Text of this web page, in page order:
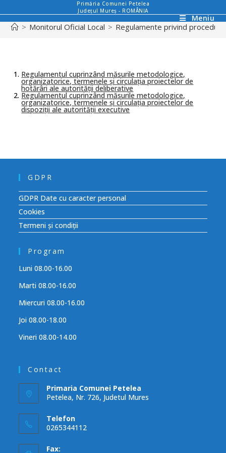
Primăria Comunei Petelea
Județul Mureș - ROMÂNIA
Meniu
> Monitorul Oficial Local > Regulamente privind
Regulamentul cuprinzând măsurile metodologice,
organizatorice, termenele și circulația proiectelor de
hotărâri ale autorității deliberative
Regulamentul cuprinzând măsurile metodologice,
organizatorice, termenele și circulația proiectelor de
dispoziții ale autorității executive
GDPR
GDPR Date cu caracter personal
Cookies
Termeni și condiții
Program
Luni 08.00-16.00
Marti 08.00-16.00
Miercuri 08.00-16.00
Joi 08.00-18.00
Vineri 08.00-14.00
Contact
Primaria Comunei Petelea
Petelea, Nr. 726, Judetul Mures
Telefon
0265344112
Fax: